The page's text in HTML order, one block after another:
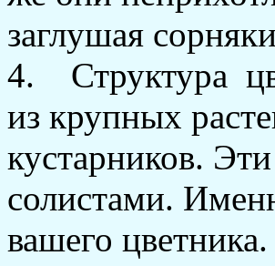
заглушая
4. Структура
из крупных
кустарников.
солистами.
вашего